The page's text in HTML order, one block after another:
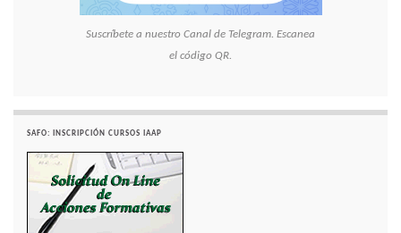
Suscríbete a nuestro Canal de Telegram. Escanea
el código QR.
SAFO: INSCRIPCIÓN CURSOS IAAP